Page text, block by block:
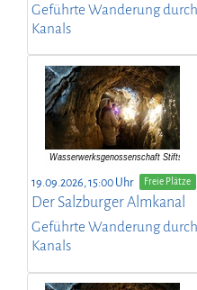
Geführte Wanderung
Kanals
19.09.2026, 15:00 Uhr Freie Plätze
Der Salzburger Almkanal
Geführte Wanderung
Kanals